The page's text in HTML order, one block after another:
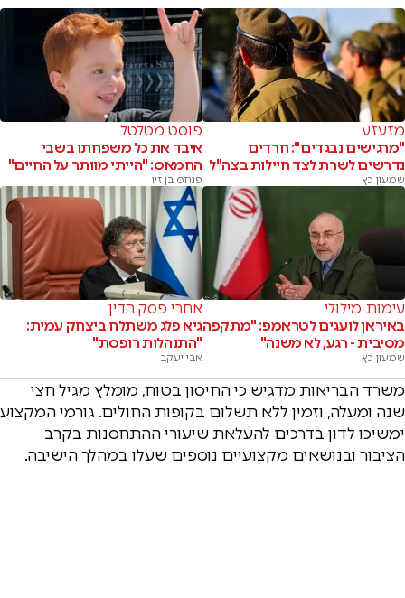
מזעזע
"מרגישים נבגדים": חרדים
נדרשים לשרת לצד חיילות בצה"ל
שמעון כץ
פוסט מטלטל
איבד את כל משפחתו בשבי
החמאס: "הייתי מוותר על החיים"
פנחס בן זיו
עימות מילולי
באיראן לועגים לטראמפ: "מתקפה
מסיבית - רגע, לא משנה"
שמעון כץ
אחרי פסק הדין
גיא פלג משתלח ביצחק עמית:
"התנהלות רופסת"
אבי יעקב
משרד הבריאות מדגיש כי החיסון בטוח, מומלץ מגיל חצי
שנה ומעלה, וזמין ללא תשלום בקופות החולים. גורמי המקצוע
ימשיכו לדון בדרכים להעלאת שיעורי ההתחסנות בקרב
הציבור ובנושאים מקצועיים נוספים שעלו במהלך הישיבה.